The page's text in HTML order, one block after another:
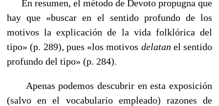
En resumen, el método de Devoto propugna que
hay que «buscar en el sentido profundo de los
motivos la explicación de la vida folklórica del
tipo» (p. 289), pues «los motivos delatan el sentido
profundo del tipo» (p. 284).
Apenas podemos descubrir en esta exposición
(salvo en el vocabulario empleado) razones de